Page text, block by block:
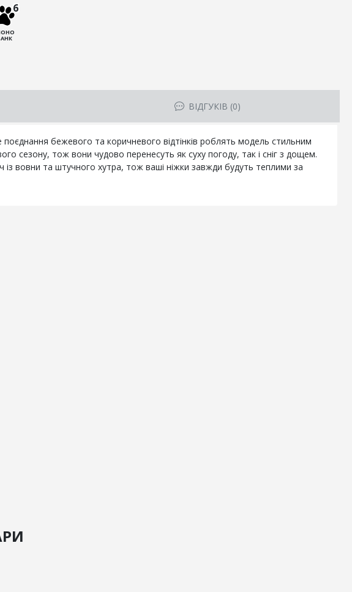
6
ВІДГУКІВ (0)
бежевого та коричневого відтінків роблять модель стильним
сезону, тож вони чудово перенесуть як суху погоду, так і сніг з дощем.
вовни та штучного хутра, тож ваші ніжки завжди будуть теплими за